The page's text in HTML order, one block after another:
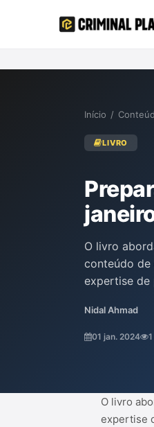
Início /
LIVRO
O livro
conteúdo de
expertise de
concurso.
nas
Nidal Ahmad
01 jan. 2024
O livro
expertise